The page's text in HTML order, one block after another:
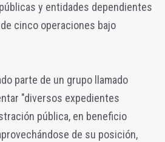
y entidades dependientes
cinco operaciones bajo
parte de un grupo llamado
"diversos expedientes
pública, en beneficio
de su posición,